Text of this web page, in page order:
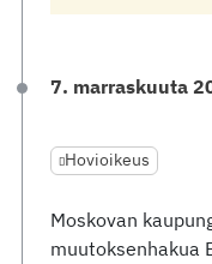
7. marraskuuta
Hovioikeus
Moskovan
muutoksenhakua